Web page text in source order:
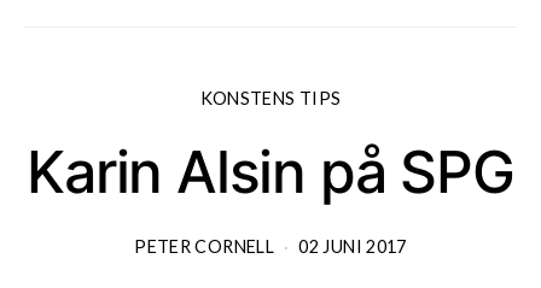
KONSTENS TIPS
Karin Alsin på SPG
PETER CORNELL 02 JUNI 2017